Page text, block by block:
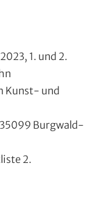
1. und 2.
Kunst- und
35099 Burgwald-
2.